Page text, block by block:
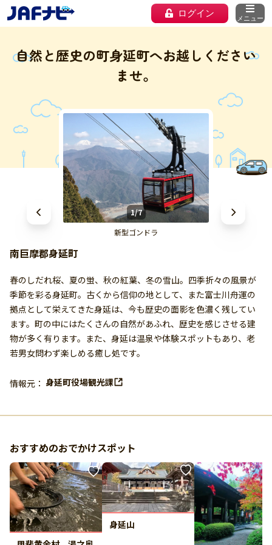
ログイン メニュー
自然と歴史の町身延町へお越しください
ませ。
1/7
新型ゴンドラ
南巨摩郡身延町
春のしだれ桜、夏の蛍、秋の紅葉、冬の雪山。四季折々の風景が
季節を彩る身延町。古くから信仰の地として、また富士川舟運の
拠点として栄えてきた身延は、今も歴史の面影を色濃く残してい
ます。町の中にはたくさんの自然があふれ、歴史を感じさせる建
物が多く有ります。また、身延は温泉や体験スポットもあり、老
若男女問わず楽しめる癒し処です。
情報元： 身延町役場観光課
おすすめのおでかけスポット
身延山